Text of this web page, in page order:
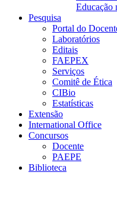
Educação
Pesquisa
Portal do
Laboratórios
Editais
FAEPEX
Serviços
Comitê de Ética
CIBio
Estatísticas
Extensão
International Office
Concursos
Docente
PAEPE
Biblioteca